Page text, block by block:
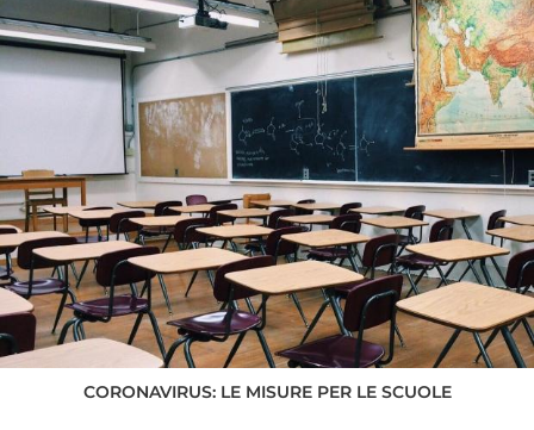
CORONAVIRUS: LE MISURE PER LE SCUOLE